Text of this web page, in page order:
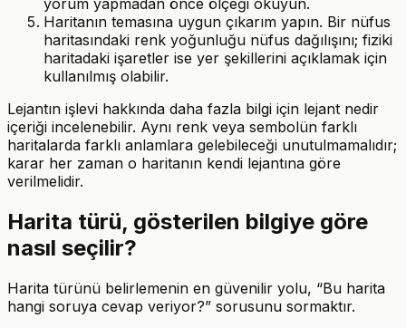
yorum yapmadan önce ölçeği okuyun.
Haritanın temasına uygun çıkarım yapın. Bir nüfus
haritasındaki renk yoğunluğu nüfus dağılışını; fiziki
haritadaki işaretler ise yer şekillerini açıklamak için
kullanılmış olabilir.
Lejantın işlevi hakkında daha fazla bilgi için lejant nedir
içeriği incelenebilir. Aynı renk veya sembolün farklı
haritalarda farklı anlamlara gelebileceği unutulmamalıdır;
karar her zaman o haritanın kendi lejantına göre
verilmelidir.
Harita türü, gösterilen bilgiye göre
nasıl seçilir?
Harita türünü belirlemenin en güvenilir yolu, “Bu harita
hangi soruya cevap veriyor?” sorusunu sormaktır.